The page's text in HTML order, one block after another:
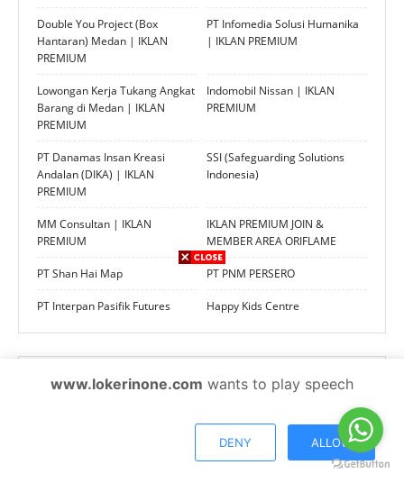
Double You Project (Box
Hantaran) Medan | IKLAN
PREMIUM
PT Infomedia Solusi Humanika
| IKLAN PREMIUM
Lowongan Kerja Tukang Angkat
Barang di Medan | IKLAN
PREMIUM
Indomobil Nissan | IKLAN
PREMIUM
PT Danamas Insan Kreasi
Andalan (DIKA) | IKLAN
PREMIUM
SSI (Safeguarding Solutions
Indonesia)
MM Consultan | IKLAN
PREMIUM
IKLAN PREMIUM JOIN &
MEMBER AREA ORIFLAME
PT Shan Hai Map PT PNM PERSERO
PT Interpan Pasifik Futures Happy Kids Centre
Lokershareinone Official
www.lokerinone.com wants to play speech
DENY ALLOW